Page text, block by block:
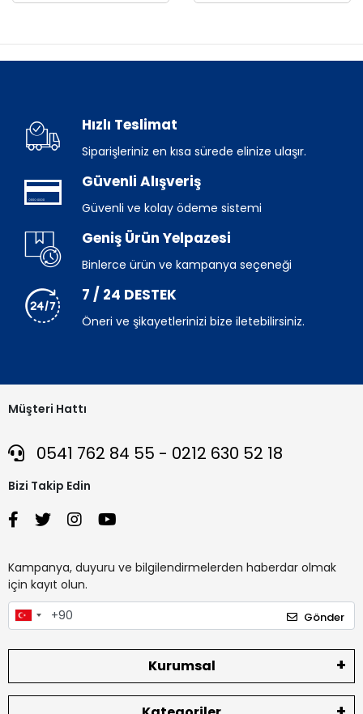
Hızlı Teslimat
Siparişleriniz en kısa sürede elinize ulaşır.
Güvenli Alışveriş
Güvenli ve kolay ödeme sistemi
Geniş Ürün Yelpazesi
Binlerce ürün ve kampanya seçeneği
7 / 24 DESTEK
Öneri ve şikayetlerinizi bize iletebilirsiniz.
Müşteri Hattı
0541 762 84 55 - 0212 630 52 18
Bizi Takip Edin
Kampanya, duyuru ve bilgilendirmelerden haberdar olmak
için kayıt olun.
Gönder
Kurumsal